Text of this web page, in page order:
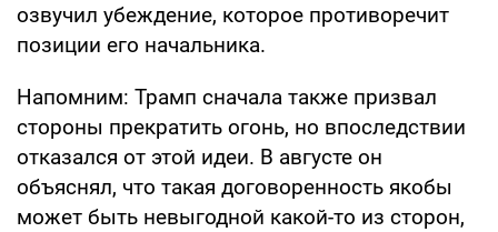
озвучил убеждение, которое противоречит
позиции его начальника.
Напомним: Трамп сначала также призвал
стороны прекратить огонь, но впоследствии
отказался от этой идеи. В августе он
объяснял, что такая договоренность якобы
может быть невыгодной какой-то из сторон,